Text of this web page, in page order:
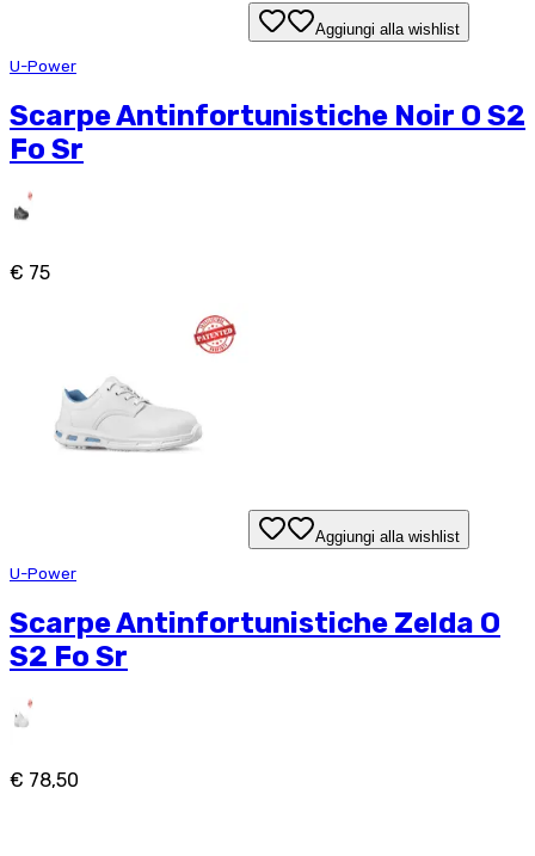
Aggiungi alla wishlist
U-Power
Scarpe Antinfortunistiche Noir O S2
Fo Sr
€ 75
Aggiungi alla wishlist
U-Power
Scarpe Antinfortunistiche Zelda O
S2 Fo Sr
€ 78,50